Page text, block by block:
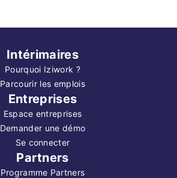
Intérimaires
Pourquoi Iziwork ?
Parcourir les emplois
Entreprises
Espace entreprises
Demander une démo
Se connecter
Partners
Programme Partners